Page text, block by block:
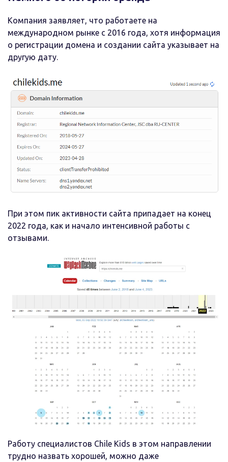
Компания заявляет, что работаете на
международном рынке с 2016 года, хотя информация
о регистрации домена и создании сайта указывает на
другую дату.
При этом пик активности сайта припадает на конец
2022 года, как и начало интенсивной работы с
отзывами.
Работу специалистов Chile Kids в этом направлении
трудно назвать хорошей, можно даже